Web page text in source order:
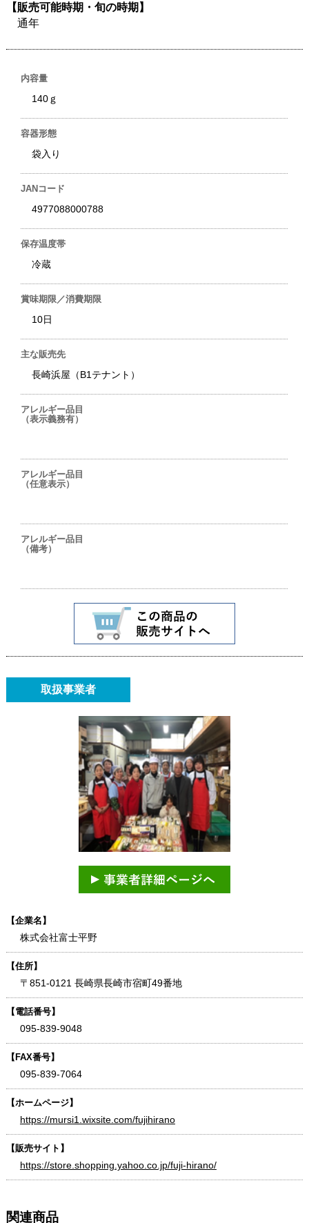
【販売可能時期・旬の時期】
通年
内容量
140ｇ
容器形態
袋入り
JANコード
4977088000788
保存温度帯
冷蔵
賞味期限／消費期限
10日
主な販売先
長崎浜屋（B1テナント）
アレルギー品目
（表示義務有）
アレルギー品目
（任意表示）
アレルギー品目
（備考）
取扱事業者
【企業名】
株式会社富士平野
【住所】
〒851-0121 長崎県長崎市宿町49番地
【電話番号】
095-839-9048
【FAX番号】
095-839-7064
【ホームページ】
https://mursi1.wixsite.com/fujihirano
【販売サイト】
https://store.shopping.yahoo.co.jp/fuji-hirano/
関連商品